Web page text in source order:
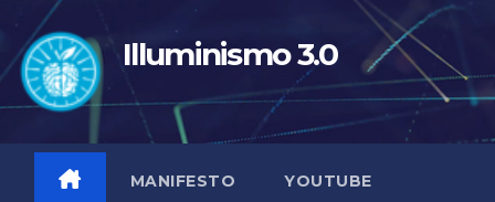
contenuto
Illuminismo 3.0
MANIFESTO YOUTUBE